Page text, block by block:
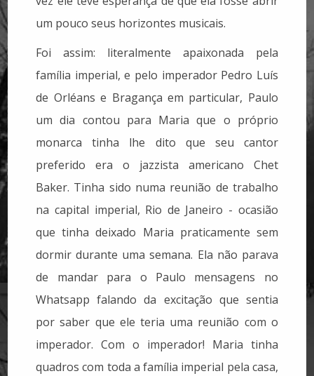
um pouco seus horizontes musicais.
Foi assim: literalmente apaixonada pela
família imperial, e pelo imperador Pedro Luís
de Orléans e Bragança em particular, Paulo
um dia contou para Maria que o próprio
monarca tinha lhe dito que seu cantor
preferido era o jazzista americano Chet
Baker. Tinha sido numa reunião de trabalho
na capital imperial, Rio de Janeiro - ocasião
que tinha deixado Maria praticamente sem
dormir durante uma semana. Ela não parava
de mandar para o Paulo mensagens no
Whatsapp falando da excitação que sentia
por saber que ele teria uma reunião com o
imperador. Com o imperador! Maria tinha
quadros com toda a família imperial pela casa,